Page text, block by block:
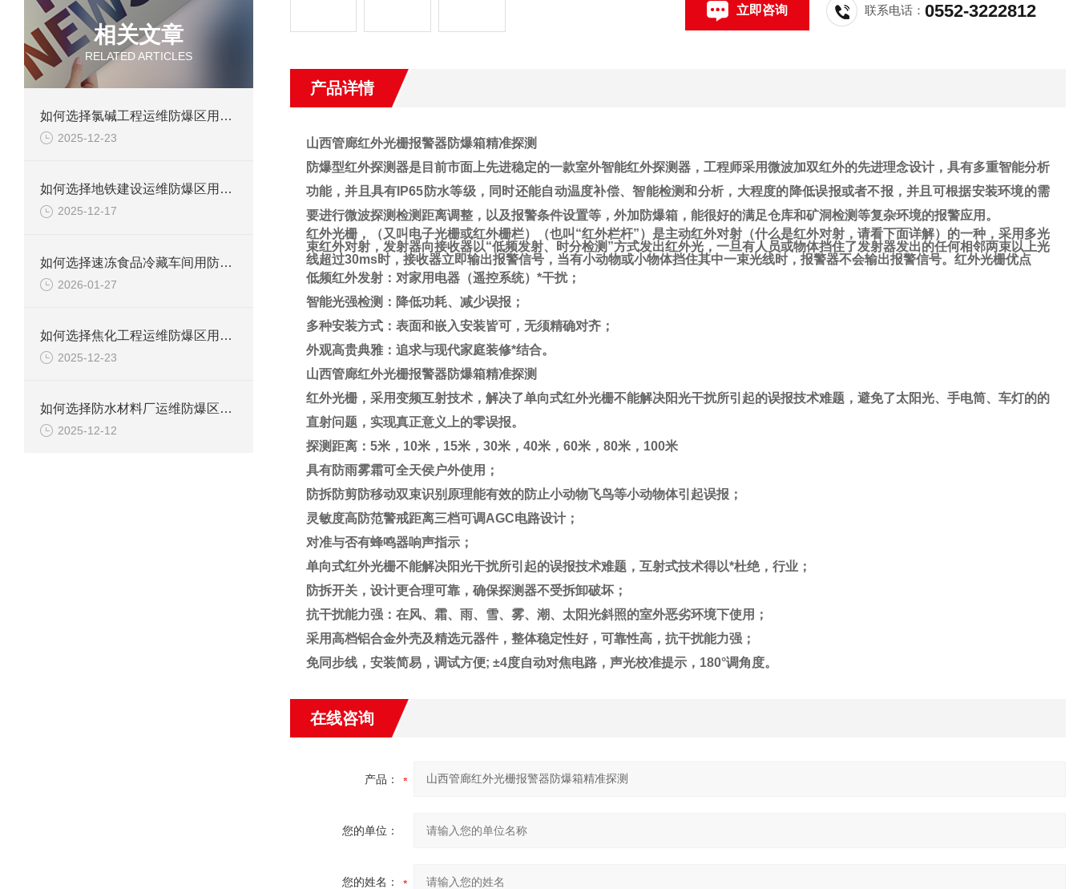
相关文章
RELATED ARTICLES
如何选择氯碱工程运维防爆区用防爆柜？
2025-12-23
如何选择地铁建设运维防爆区用防爆柜？
2025-12-17
如何选择速冻食品冷藏车间用防爆柜
2026-01-27
如何选择焦化工程运维防爆区用防爆柜？
2025-12-23
如何选择防水材料厂运维防爆区用防爆柜？
2025-12-12
立即咨询 联系电话：0552-3222812
产品详情
山西管廊红外光栅报警器防爆箱精准探测
防爆型红外探测器是目前市面上先进稳定的一款室外智能红外探测器，工程师采用微波加双红外的先进理念设计，具有多重智能分析
功能，并且具有 IP65防水等级，同时还能自动温度补偿、智能检测和分析，大程度的降低误报或者不报，并且可根据安装环境的需
要进行微波探测检测距离调整，以及报警条件设置等，外加防爆箱，能很好的满足仓库和矿洞检测等复杂环境的报警应用。
红外光栅，（又叫电子光栅或红外栅栏）（也叫“红外栏杆”）是主动红外对射（什么是红外对射，请看下面详解）的一种，采用 多光
束红外对射，发射器向接收器以“低频发射、时分检测”方式发出红外光，一旦有人员或物体挡住了发射器发出的任何相邻两束以上光
线超过30ms时，接收器立即输出报警信号，当有小动物或小物体挡住其中一束光线时，报警器不会输出报警信号。 红外光栅优点
低频红外发射：对家用电器（遥控系统）*干扰；
智能光强检测： 降低功耗、减少误报；
多种安装方式：表面和嵌入安装皆可，无须精确对齐；
外观高贵典雅：追求与现代家庭装修*结合。
山西管廊红外光栅报警器防爆箱精准探测
红外光栅，采用变频互射技术，解决了单向式红外光栅不能解决阳光干扰所引起的误报技术难题，避免了太阳光、手电筒、车灯的的
直射问题，实现真正意义上的零误报。
探测距离：5米，10米，15米，30米，40米，60米，80米，100米
具有防雨雾霜可全天侯户外使用；
防拆防剪防移动双束识别原理能有效的防止小动物飞鸟等小动物体引起误报 ；
灵敏度高防范警戒距离三档可调AGC电路设计；
对准与否有蜂鸣器响声指示；
单向式红外光栅不能解决阳光干扰所引起的误报技术难题，互射式技术得以*杜绝，行业；
防拆开关，设计更合理可靠，确保探测器不受拆卸破坏；
抗干扰能力强：在风、霜、雨、雪、雾、潮、太阳光斜照的室外恶劣环境下使用；
采用高档铝合金外壳及精选元器件，整体稳定性好，可靠性高，抗干扰能力强；
免同步线，安装简易，调试方便; ±4度自动对焦电路，声光校准提示，180°调角度。
在线咨询
产品：
您的单位：
您的姓名：